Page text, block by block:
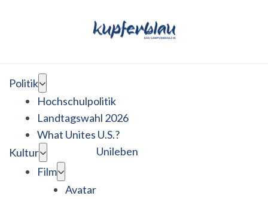
Politik
Hochschulpolitik
Landtagswahl 2026
What Unites U.S.?
Kultur
Film
Avatar
Unileben